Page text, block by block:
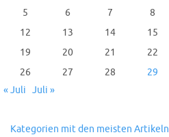
5
6 7 8
12
13 14 15
19
20 21 22
26
27 28 29
« Juli Juli »
Kategorien mit den meisten Artikeln